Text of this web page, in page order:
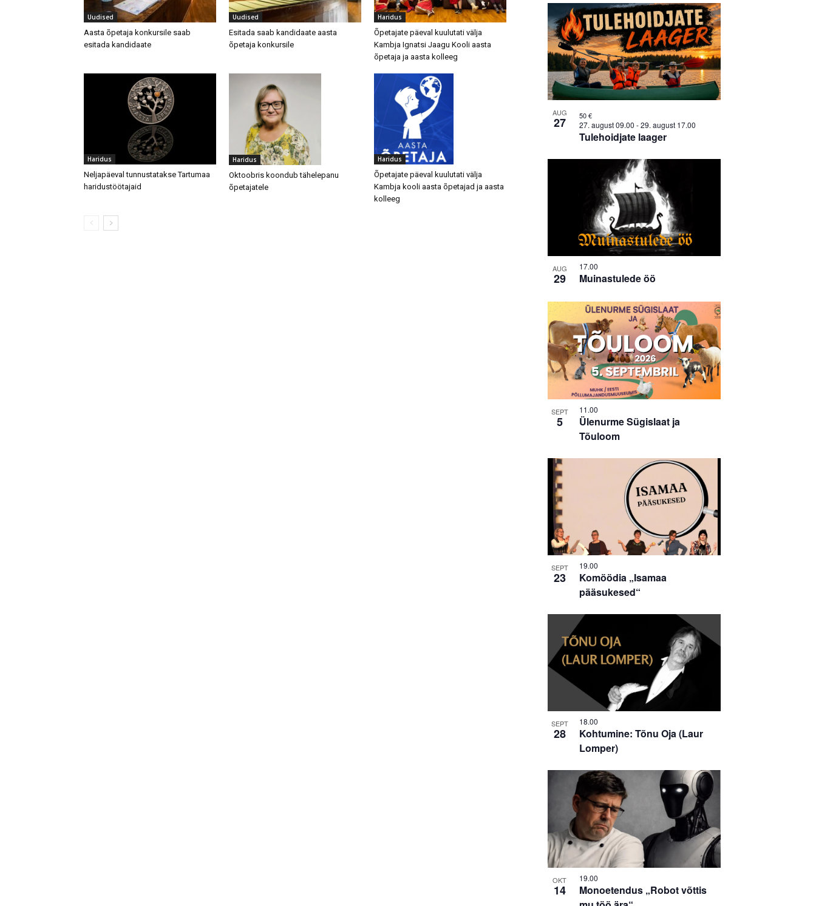
Uudised
Aasta õpetaja konkursile saab
esitada kandidaate
Uudised
Esitada saab kandidaate aasta
õpetaja konkursile
Haridus
Õpetajate päeval kuulutati välja
Kambja Ignatsi Jaagu Kooli aasta
õpetaja ja aasta kolleeg
Haridus
Neljapäeval tunnustatakse Tartumaa
haridustöötajaid
Haridus
Oktoobris koondub tähelepanu
õpetajatele
Haridus
Õpetajate päeval kuulutati välja
Kambja kooli aasta õpetajad ja aasta
kolleeg
AUG
27
Tulehoidjate laager
27. august 09.00 -29. august 17.00
50 €
AUG
29 Muinastulede öö
17.00
SEPT
5
Ülenurme Sügislaat ja
Tõuloom
11.00
SEPT
23
Komöödia „Isamaa
pääsukesed“
19.00
SEPT
28
Kohtumine: Tõnu Oja (Laur
Lomper)
18.00
OKT
14
Monoetendus „Robot võttis
19.00